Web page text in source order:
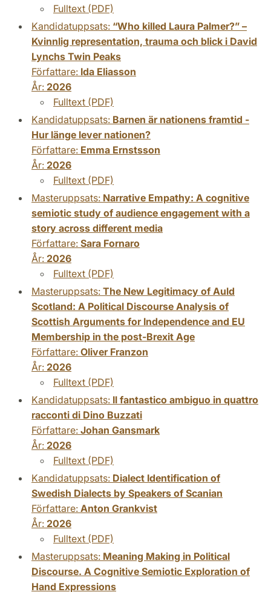
Fulltext (PDF)
Kandidatuppsats: “Who killed Laura Palmer?” –
Kvinnlig representation, trauma och blick i David
Lynchs Twin Peaks
Författare: Ida Eliasson
År: 2026
Fulltext (PDF)
Kandidatuppsats: Barnen är nationens framtid -
Hur länge lever nationen?
Författare: Emma Ernstsson
År: 2026
Fulltext (PDF)
Masteruppsats: Narrative Empathy: A cognitive
semiotic study of audience engagement with a
story across different media
Författare: Sara Fornaro
År: 2026
Fulltext (PDF)
Masteruppsats: The New Legitimacy of Auld
Scotland: A Political Discourse Analysis of
Scottish Arguments for Independence and EU
Membership in the post-Brexit Age
Författare: Oliver Franzon
År: 2026
Fulltext (PDF)
Kandidatuppsats: Il fantastico ambiguo in quattro
racconti di Dino Buzzati
Författare: Johan Gansmark
År: 2026
Fulltext (PDF)
Kandidatuppsats: Dialect Identification of
Swedish Dialects by Speakers of Scanian
Författare: Anton Grankvist
År: 2026
Fulltext (PDF)
Masteruppsats: Meaning Making in Political
Discourse. A Cognitive Semiotic Exploration of
Hand Expressions